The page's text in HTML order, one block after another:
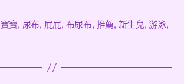
寶寶, 尿布, 屁屁, 布尿布, 推薦, 新生兒,游泳,